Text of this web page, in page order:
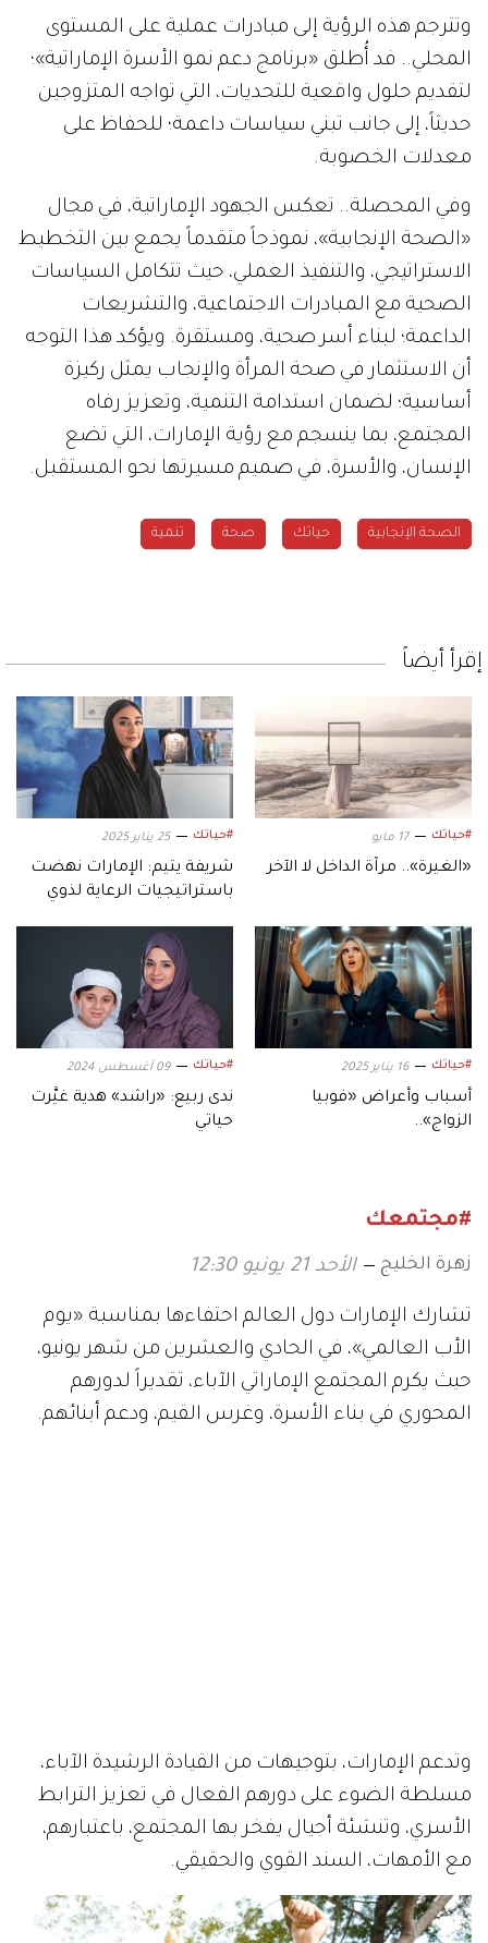
وتترجم هذه الرؤية إلى مبادرات عملية على المستوى
المحلي.. فد أُطلق «برنامج دعم نمو الأسرة الإماراتية»؛
لتقديم حلول واقعية للتحديات، التي تواجه المتزوجين
حديثاً، إلى جانب تبني سياسات داعمة؛ للحفاظ على
معدلات الخصوبة.
وفي المحصلة.. تعكس الجهود الإماراتية، في مجال
«الصحة الإنجابية»، نموذجاً متقدماً يجمع بين التخطيط
الاستراتيجي، والتنفيذ العملي، حيث تتكامل السياسات
الصحية مع المبادرات الاجتماعية، والتشريعات
الداعمة؛ لبناء أسر صحية، ومستقرة. ويؤكد هذا التوجه
أن الاستثمار في صحة المرأة والإنجاب يمثل ركيزة
أساسية؛ لضمان استدامة التنمية، وتعزيز رفاه
المجتمع، بما ينسجم مع رؤية الإمارات، التي تضع
الإنسان، والأسرة، في صميم مسيرتها نحو المستقبل.
الصحة الإنجابية حياتك صحة تنمية
إقرأ أيضاً
#حياتك 17 مايو
«الغيرة».. مرآة الداخل لا الآخر
#حياتك 25 يناير 2025
شريفة يتيم: الإمارات نهضت
باستراتيجيات الرعاية لذوي
#حياتك 16 يناير 2025
أسباب وأعراض «فوبيا
الزواج»..
#حياتك 09 أغسطس 2024
ندى ربيع: «راشد» هدية غيَّرت
حياتي
#مجتمعك
زهرة الخليج الأحد 21 يونيو 12:30
تشارك الإمارات دول العالم احتفاءها بمناسبة «يوم
الأب العالمي»، في الحادي والعشرين من شهر يونيو،
حيث يكرم المجتمع الإماراتي الآباء، تقديراً لدورهم
المحوري في بناء الأسرة، وغرس القيم، ودعم أبنائهم.
وتدعم الإمارات، بتوجيهات من القيادة الرشيدة الآباء،
مسلطة الضوء على دورهم الفعال في تعزيز الترابط
الأسري، وتنشئة أجيال يفخر بها المجتمع، باعتبارهم،
مع الأمهات، السند القوي والحقيقي.